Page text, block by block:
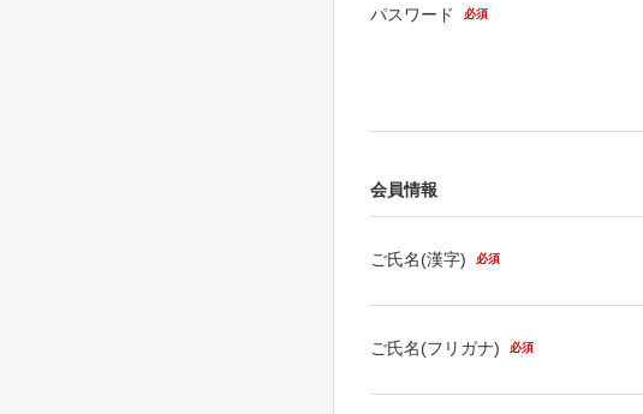
パスワード 必須
会員情報
ご氏名(漢字) 必須
ご氏名(フリガナ) 必須